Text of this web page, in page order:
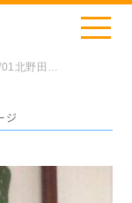
北野田スタジオ・Iさん
ジ